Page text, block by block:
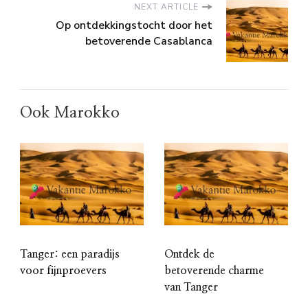
NEXT ARTICLE
Op ontdekkingstocht door het
betoverende Casablanca
Ook Marokko
Tanger: een paradijs
voor fijnproevers
Ontdek de
betoverende charme
van Tanger